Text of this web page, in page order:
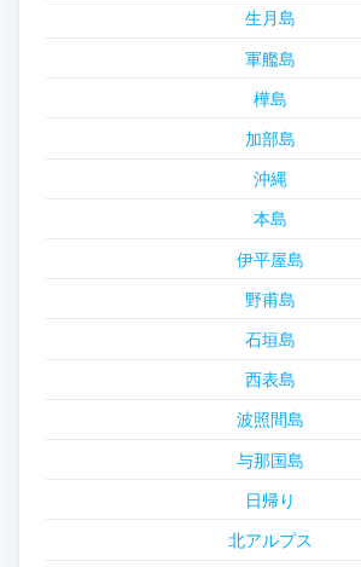
生月島
軍艦島
樺島
加部島
沖縄
本島
伊平屋島
野甫島
石垣島
西表島
波照間島
与那国島
日帰り
北アルプス